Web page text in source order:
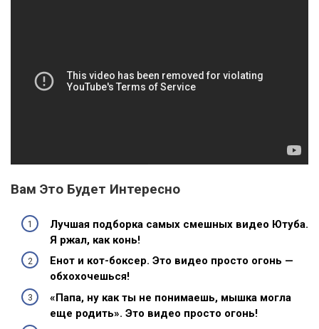
Вам Это Будет Интересно
Лучшая подборка самых смешных видео Ютуба.
Я ржал, как конь!
Енот и кот-боксер. Это видео просто огонь —
обхохочешься!
«Папа, ну как ты не понимаешь, мышка могла
еще родить». Это видео просто огонь!